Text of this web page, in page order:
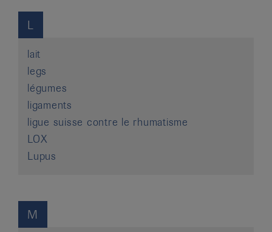
L
lait
legs
légumes
ligaments
ligue suisse contre le rhumatisme
LOX
Lupus
M